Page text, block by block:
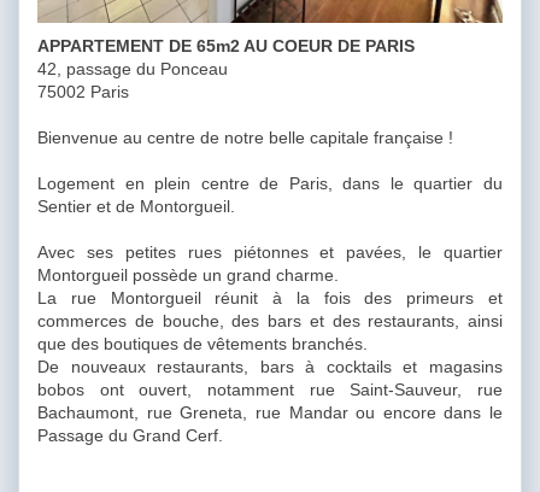
APPARTEMENT DE 65m2 AU COEUR DE PARIS
42, passage du Ponceau
75002 Paris
Bienvenue au centre de notre belle capitale française !
Logement en plein centre de Paris, dans le quartier du
Sentier et de Montorgueil.
Avec ses petites rues piétonnes et pavées, le quartier
Montorgueil possède un grand charme.
La rue Montorgueil réunit à la fois des primeurs et
commerces de bouche, des bars et des restaurants, ainsi
que des boutiques de vêtements branchés.
De nouveaux restaurants, bars à cocktails et magasins
bobos ont ouvert, notamment rue Saint-Sauveur, rue
Bachaumont, rue Greneta, rue Mandar ou encore dans le
Passage du Grand Cerf.